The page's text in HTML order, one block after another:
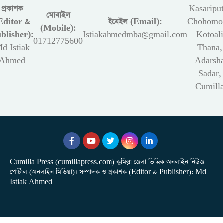
প্রকাশক
&
Istiak
মোবাইল
(Mobile):
01712775600
ইমেইল (Email):
Istiakahmedmba@gmail.com
Kotoali
Thana,
Sadar,
Cumilla Press (cumillapress.com) কুমিল্লা জেলা ভিত্তিক অনলাইন নিউজ
পোর্টাল (অনলাইন মিডিয়া)। সম্পাদক ও প্রকাশক (Editor & Publisher): Md
Istiak Ahmed